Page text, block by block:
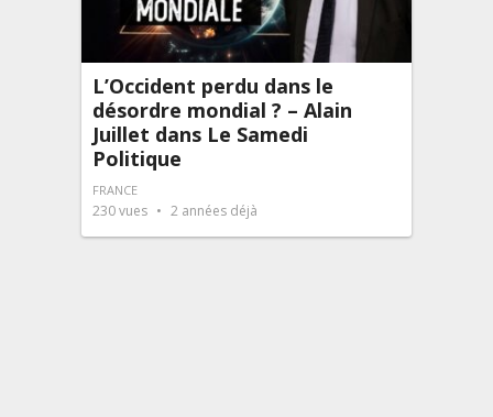
L’Occident perdu dans le
désordre mondial ? – Alain
Juillet dans Le Samedi
Politique
FRANCE
230vues 2 années déjà